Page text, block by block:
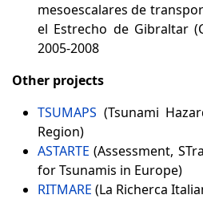
mesoescalares de
el Estrecho de Gibraltar
2005-2008
Other projects
TSUMAPS (Tsunami
Region)
ASTARTE (Assessment,
for Tsunamis in Europe)
RITMARE (La Richerca